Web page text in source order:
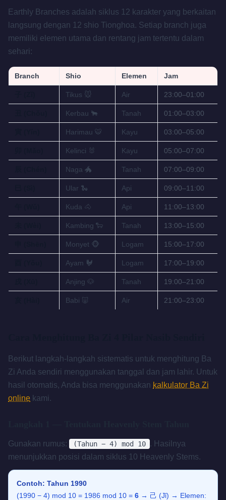
Earthly Branches adalah siklus 12 karakter yang berkaitan
langsung dengan 12 shio Tionghoa. Setiap branch juga
memiliki elemen utama dan rentang jam tertentu dalam
sehari:
Branch Shio Elemen Jam
Tikus 🐭 Air 23:00–01:00
Kerbau 🐂 Tanah 01:00–03:00
Harimau 🐯 Kayu 03:00–05:00
Kelinci 🐰 Kayu 05:00–07:00
Naga 🐲 Tanah 07:00–09:00
Ular 🐍 Api 09:00–11:00
Kuda 🐴 Api 11:00–13:00
Kambing 🐑 Tanah 13:00–15:00
Monyet 🐵 Logam 15:00–17:00
Ayam 🐓 Logam 17:00–19:00
Anjing 🐶 Tanah 19:00–21:00
Babi 🐷 Air 21:00–23:00
Berikut langkah-langkah sistematis untuk menghitung Ba
Zi Anda sendiri menggunakan tanggal dan jam lahir. Untuk
hasil otomatis, Anda bisa menggunakan kalkulator Ba Zi
online kami.
Gunakan rumus: (Tahun − 4) mod 10
. Hasilnya
menunjukkan posisi dalam siklus 10 Heavenly Stems.
Contoh: Tahun 1990
(1990 − 4) mod 10 = 1986 mod 10 = 6 → 己 (Jǐ) → Elemen: